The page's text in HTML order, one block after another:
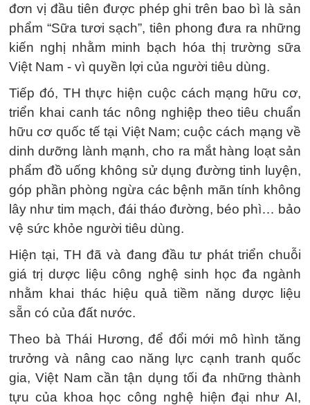
đơn vị đầu tiên được phép ghi trên bao bì là sản
phẩm “Sữa tươi sạch”, tiên phong đưa ra những
kiến nghị nhằm minh bạch hóa thị trường sữa
Việt Nam - vì quyền lợi của người tiêu dùng.
Tiếp đó, TH thực hiện cuộc cách mạng hữu cơ,
triển khai canh tác nông nghiệp theo tiêu chuẩn
hữu cơ quốc tế tại Việt Nam; cuộc cách mạng về
dinh dưỡng lành mạnh, cho ra mắt hàng loạt sản
phẩm đồ uống không sử dụng đường tinh luyện,
góp phần phòng ngừa các bệnh mãn tính không
lây như tim mạch, đái tháo đường, béo phì… bảo
vệ sức khỏe người tiêu dùng.
Hiện tại, TH đã và đang đầu tư phát triển chuỗi
giá trị dược liệu công nghệ sinh học đa ngành
nhằm khai thác hiệu quả tiềm năng dược liệu
sẵn có của đất nước.
Theo bà Thái Hương, để đổi mới mô hình tăng
trưởng và nâng cao năng lực cạnh tranh quốc
gia, Việt Nam cần tận dụng tối đa những thành
tựu của khoa học công nghệ hiện đại như AI,